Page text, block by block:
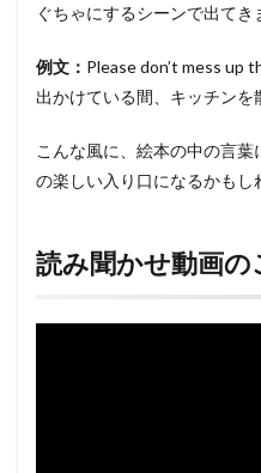
ぐちゃにするシーンで出てき
例文： Please don’t mess up
出かけている間、キッチンを
こんな風に、絵本の中の言
の楽しい入り口になるかもし
読み聞かせ動画の